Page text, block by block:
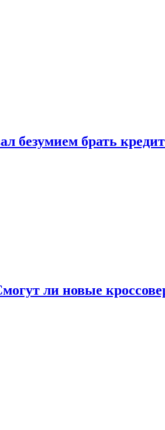
безумием брать
ли новые